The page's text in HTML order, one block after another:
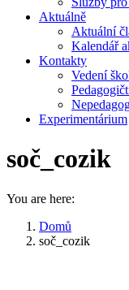
Aktuálně
Aktuální
Kalendář
Kontakty
Vedení
Experimentárium
soč_cozik
You are here:
Domů
soč_cozik